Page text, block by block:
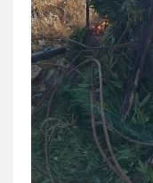
מעצרים וחקירות
עורכי דין לענייני